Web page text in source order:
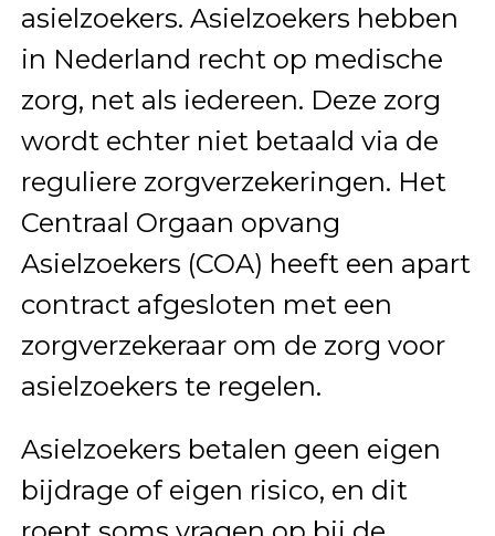
asielzoekers. Asielzoekers hebben
in Nederland recht op medische
zorg, net als iedereen. Deze zorg
wordt echter niet betaald via de
reguliere zorgverzekeringen. Het
Centraal Orgaan opvang
Asielzoekers (COA) heeft een apart
contract afgesloten met een
zorgverzekeraar om de zorg voor
asielzoekers te regelen.
Asielzoekers betalen geen eigen
bijdrage of eigen risico, en dit